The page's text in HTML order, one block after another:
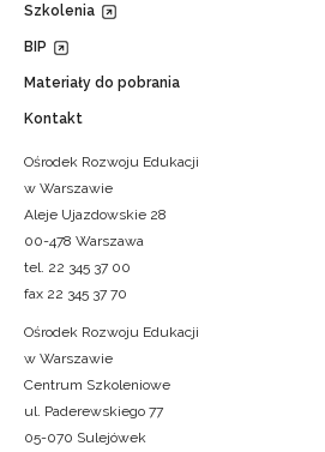
Szkolenia
BIP
Materiały do pobrania
Kontakt
Ośrodek Rozwoju Edukacji
w Warszawie
Aleje Ujazdowskie 28
00-478 Warszawa
tel. 22 345 37 00
fax 22 345 37 70
Ośrodek Rozwoju Edukacji
w Warszawie
Centrum Szkoleniowe
ul. Paderewskiego 77
05-070 Sulejówek